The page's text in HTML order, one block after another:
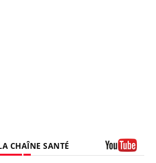
CHAÎNE SANTÉ